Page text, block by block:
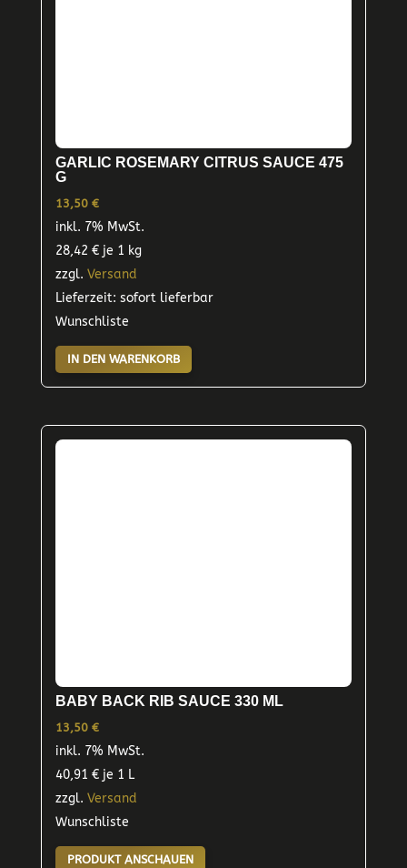
GARLIC ROSEMARY CITRUS SAUCE 475
G
13,50 €
inkl. 7% MwSt.
28,42 €je 1 kg
zzgl. Versand
Lieferzeit: sofort lieferbar
Wunschliste
IN DEN WARENKORB
BABY BACK RIB SAUCE 330 ML
13,50 €
inkl. 7% MwSt.
40,91 €je 1 L
zzgl. Versand
Wunschliste
PRODUKT ANSCHAUEN